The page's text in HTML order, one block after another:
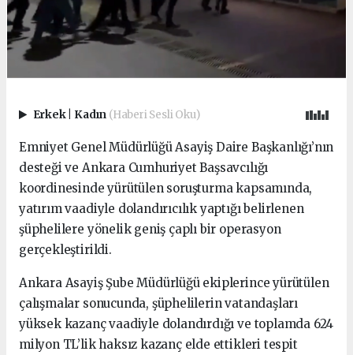
Erkek Kadın (Haberi Sesli Oku)
Emniyet Genel Müdürlüğü Asayiş Daire Başkanlığı’nın
desteği ve Ankara Cumhuriyet Başsavcılığı
koordinesinde yürütülen soruşturma kapsamında,
yatırım vaadiyle dolandırıcılık yaptığı belirlenen
şüphelilere yönelik geniş çaplı bir operasyon
gerçekleştirildi.
Ankara Asayiş Şube Müdürlüğü ekiplerince yürütülen
çalışmalar sonucunda, şüphelilerin vatandaşları
yüksek kazanç vaadiyle dolandırdığı ve toplamda 624
milyon TL’lik haksız kazanç elde ettikleri tespit